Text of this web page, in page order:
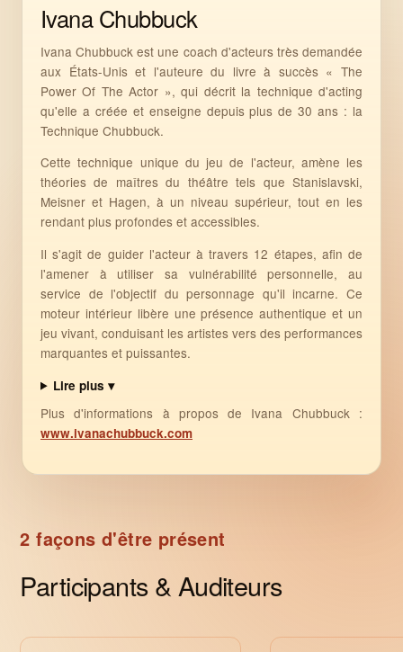
Ivana Chubbuck
Ivana Chubbuck est une coach d'acteurs très demandée
aux États-Unis et l'auteure du livre à succès « The
Power Of The Actor », qui décrit la technique d'acting
qu'elle a créée et enseigne depuis plus de 30 ans : la
Technique Chubbuck.
Cette technique unique du jeu de l'acteur, amène les
théories de maîtres du théâtre tels que Stanislavski,
Meisner et Hagen, à un niveau supérieur, tout en les
rendant plus profondes et accessibles.
Il s'agit de guider l'acteur à travers 12 étapes, afin de
l'amener à utiliser sa vulnérabilité personnelle, au
service de l'objectif du personnage qu'il incarne. Ce
moteur intérieur libère une présence authentique et un
jeu vivant, conduisant les artistes vers des performances
marquantes et puissantes.
Lire plus ▾
Plus d'informations à propos de Ivana Chubbuck :
www.ivanachubbuck.com
2 façons d'être présent
Participants & Auditeurs